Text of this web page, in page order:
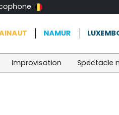
NAMUR
Improvisation Spectacle